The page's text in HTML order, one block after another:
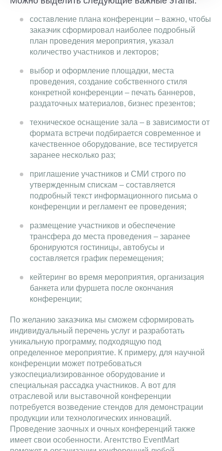
составление плана конференции – важно, чтобы
заказчик сформировал наиболее подробный
план проведения мероприятия, указал
количество участников и лекторов;
выбор и оформление площадки, места
проведения, создание собственного стиля
конкретной конференции – печать баннеров,
раздаточных материалов, бизнес презентов;
техническое оснащение зала – в зависимости от
формата встречи подбирается современное и
качественное оборудование, все тестируется
заранее несколько раз;
приглашение участников и СМИ строго по
утвержденным спискам – составляется
подробный текст информационного письма о
конференции и регламент ее проведения;
размещение участников и обеспечение
трансфера до места проведения – заранее
бронируются гостиницы, автобусы и
составляется график перемещения;
кейтеринг во время мероприятия, организация
банкета или фуршета после окончания
конференции;
По желанию заказчика мы сможем сформировать
индивидуальный перечень услуг и разработать
уникальную программу, подходящую под
определенное мероприятие. К примеру, для научной
конференции может потребоваться
узкоспециализированное оборудование и
специальная рассадка участников. А вот для
отраслевой или выставочной конференции
потребуется возведение стендов для демонстрации
продукции или технологических инноваций.
Проведение заочных и очных конференций также
имеет свои особенности. Агентство EventMart